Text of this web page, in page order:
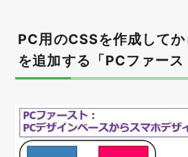
PC用のCSSを作成して
を追加する「PCファース